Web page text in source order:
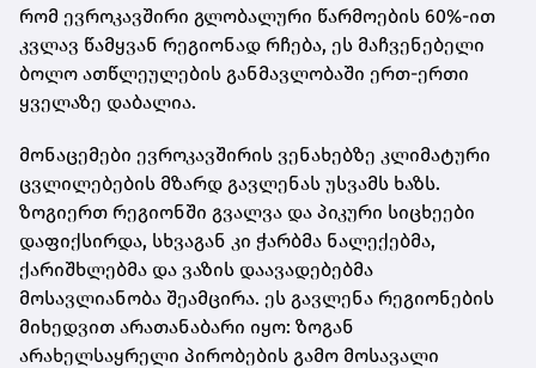
რომ ევროკავშირი გლობალური წარმოების 60%-ით
კვლავ წამყვან რეგიონად რჩება, ეს მაჩვენებელი
ბოლო ათწლეულების განმავლობაში ერთ-ერთი
ყველაზე დაბალია.
მონაცემები ევროკავშირის ვენახებზე კლიმატური
ცვლილებების მზარდ გავლენას უსვამს ხაზს.
ზოგიერთ რეგიონში გვალვა და პიკური სიცხეები
დაფიქსირდა, სხვაგან კი ჭარბმა ნალექებმა,
ქარიშხლებმა და ვაზის დაავადებებმა
მოსავლიანობა შეამცირა. ეს გავლენა რეგიონების
მიხედვით არათანაბარი იყო: ზოგან
არახელსაყრელი პირობების გამო მოსავალი